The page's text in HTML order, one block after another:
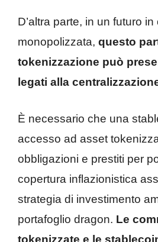
D’altra parte, in un futuro in
monopolizzata, questo
tokenizzazione può
legati alla
È necessario che una
accesso ad asset
obbligazioni e prestiti per
copertura inflazionistica
strategia di investimento
portafoglio dragon. Le